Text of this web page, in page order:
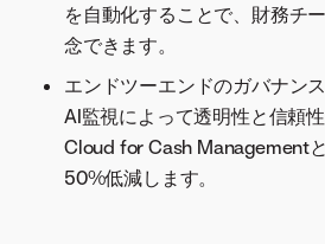
を自動化することで、財務チ
念できます。
エンドツーエンドのガバナン
AI監視によって透明性と信頼
Cloud for Cash Management
50%低減します。